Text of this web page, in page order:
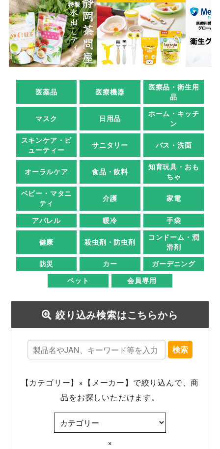
医薬品 医療機器
医療品・衛生用
品
マスク 日用品
ホーム・キッチ
ン
スキンケア・ビ
ューティー
サニタリー バス・洗面
オーラルケア 食品・飲料
知育玩具・おも
ちゃ
ベビー・マタニ
ティ
介護 家電
アパレル 暖冷 手袋
健康 殺虫剤・防虫剤
コンドーム・潤
滑剤
防災
カー
ガーデニング
ペット
会員専用
絞り込み検索はこちらから
検索
【カテゴリー】×【メーカー】で絞り込んで、商
品をお探しいただけます。
×